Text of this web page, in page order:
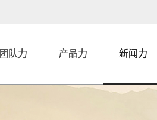
团队力 产品力 新闻力